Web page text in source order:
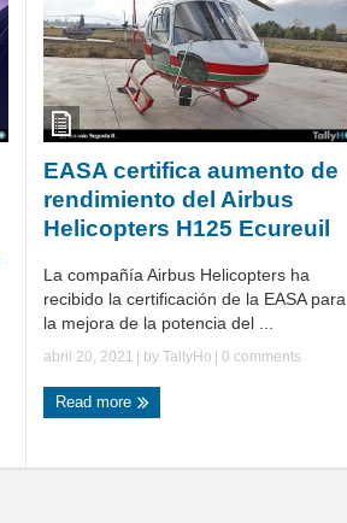
EASA certifica aumento de
rendimiento del Airbus
Helicopters H125 Ecureuil
La compañía Airbus Helicopters ha
recibido la certificación de la EASA para
la mejora de la potencia del ...
abril 20, 2021 | by TallyHo 0 comments
Read more